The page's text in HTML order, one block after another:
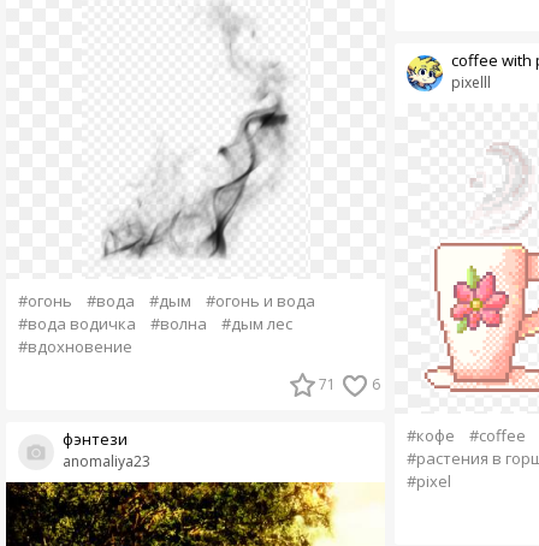
#огонь #вода #дым
#огонь и вода
#вода водичка
#волна
#дым лес
#вдохновение
71 6
anomaliya23
фэнтези
pixelll
coffee with
#кофе
#coffee
#растения в
#pixel